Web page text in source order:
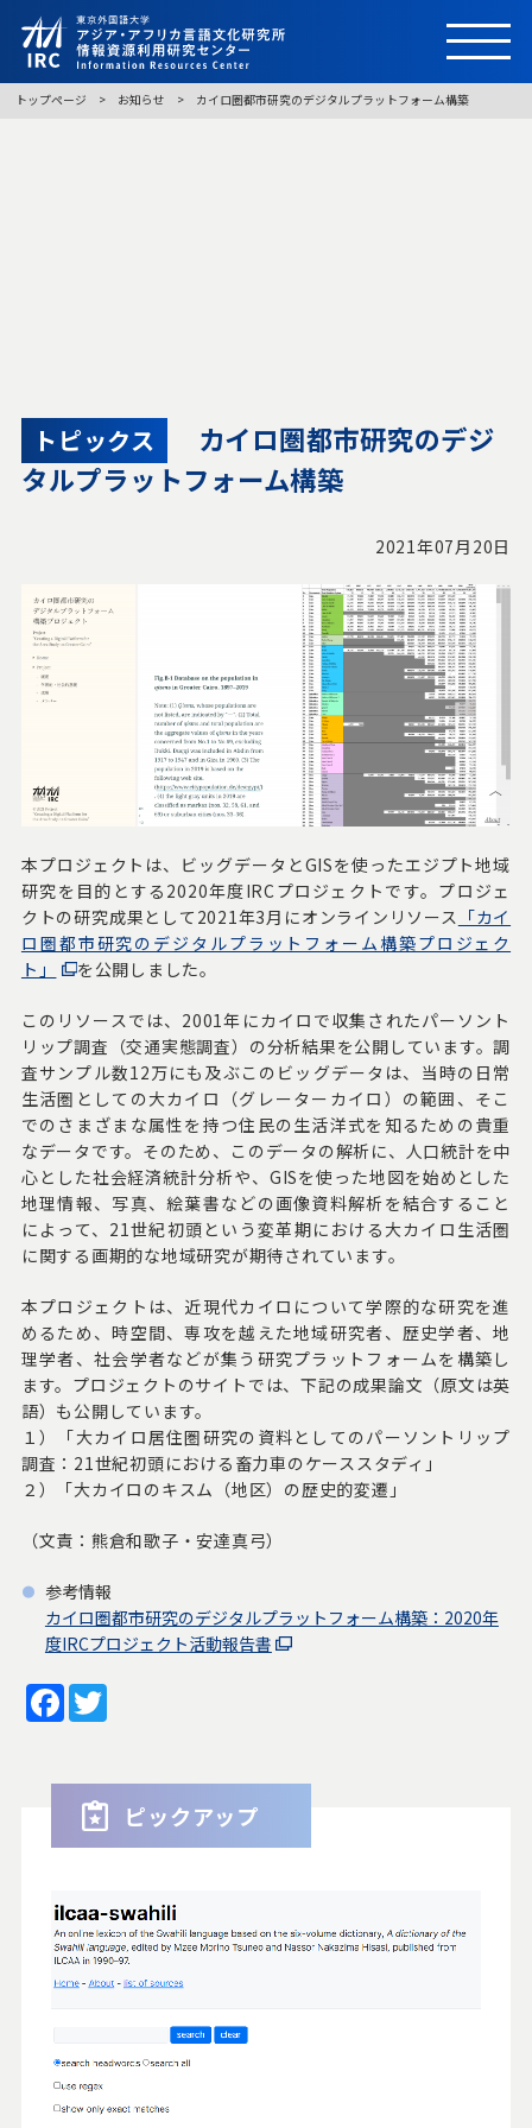
トップページ お知らせ カイロ圏都市研究のデジタルプラットフォーム構築
トピックス
カイロ圏都市研究のデジ
タルプラットフォーム構築
2021年07月20日
本プロジェクトは、ビッグデータとGISを使ったエジプト地域
研究を目的とする2020年度IRCプロジェクトです。プロジェ
クトの研究成果として2021年3月にオンラインリソース 「カイ
ロ圏都市研究のデジタルプラットフォーム構築プロジェク
ト」
を公開しました。
このリソースでは、2001年にカイロで収集されたパーソント
リップ調査（交通実態調査）の分析結果を公開しています。調
査サンプル数12万にも及ぶこのビッグデータは、当時の日常
生活圏としての大カイロ（グレーターカイロ）の範囲、そこ
でのさまざまな属性を持つ住民の生活洋式を知るための貴重
なデータです。そのため、このデータの解析に、人口統計を中
心とした社会経済統計分析や、GISを使った地図を始めとした
地理情報、写真、絵葉書などの画像資料解析を結合すること
によって、21世紀初頭という変革期における大カイロ生活圏
に関する画期的な地域研究が期待されています。
本プロジェクトは、近現代カイロについて学際的な研究を進
めるため、時空間、専攻を越えた地域研究者、歴史学者、地
理学者、社会学者などが集う研究プラットフォームを構築し
ます。プロジェクトのサイトでは、下記の成果論文（原文は英
語）も公開しています。
１）「大カイロ居住圏研究の資料としてのパーソントリップ
調査：21世紀初頭における畜力車のケーススタディ」
２）「大カイロのキスム（地区）の歴史的変遷」
（文責：熊倉和歌子・安達真弓）
参考情報
カイロ圏都市研究のデジタルプラットフォーム構築：2020年
度IRCプロジェクト活動報告書
Facebook
Twitter
ピックアップ